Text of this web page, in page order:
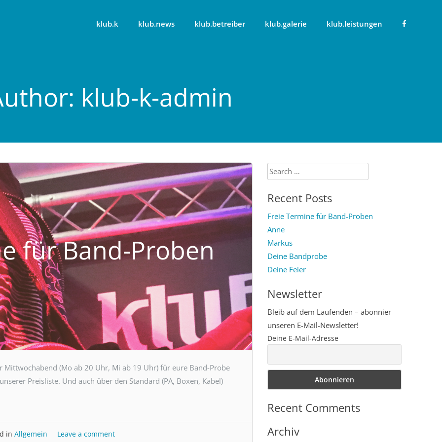
klub.k klub.news klub.betreiber klub.galerie klub.leistungen
klub-k-admin
für Band-Proben
Mittwochabend (Mo ab 20 Uhr, Mi ab 19 Uhr) für eure Band-Probe
Preisliste. Und auch über den Standard (PA, Boxen, Kabel)
in Allgemein Leave a comment
Search
for:
Recent Posts
Freie Termine für Band-Proben
Anne
Markus
Deine Bandprobe
Deine Feier
Newsletter
Bleib auf dem Laufenden – abonnier
unseren E-Mail-Newsletter!
Deine E-Mail-Adresse
Recent Comments
Archiv